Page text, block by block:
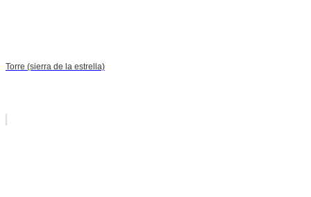
Torre (sierra de la estrella)